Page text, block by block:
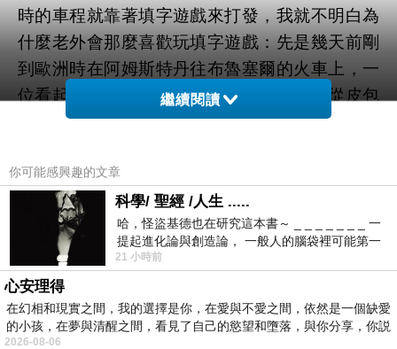
時的車程就靠著填字遊戲來打發，我就不明白為
什麼老外會那麼喜歡玩填字遊戲：先是幾天前剛
到歐洲時在阿姆斯特丹往布魯塞爾的火車上，一
位看起來像是五十幾歲的女人，一上車就從皮包
裡面拿出一張填字遊戲目不轉睛地填起來；昨天
歲的男人，好像只點了一杯咖啡，坐在麥當勞裡
面喝著看報紙，喝著喝著，眼看他要喝完了，他
竟然把麥當勞提供給顧客看的報紙撕了一小塊下
來，仔細瞧才知道那是一張填字遊戲；今天在火
車上這個才更厲害，一本的咧！我看不清楚到底
那一本裡面有什麼不同樣式的填字遊戲，不過我
確定的是：他們對填字遊戲有一種莫名的狂熱，
繼續閱讀
你可能感興趣的文章
科學/ 聖經 /人生 .....
哈，怪盜基德也在研究這本書～ _ _ _ _ _ _ _ 一
提起進化論與創造論， 一般人的腦袋裡可能第一
時間就有「 進化論很科
21 小時前
心安理得
在幻相和現實之間，我的選擇是你，在愛與不愛之間，依然是一個缺愛
的小孩，在夢與清醒之間，看見了自己的慾望和墮落，與你分享，你説
2026-08-06